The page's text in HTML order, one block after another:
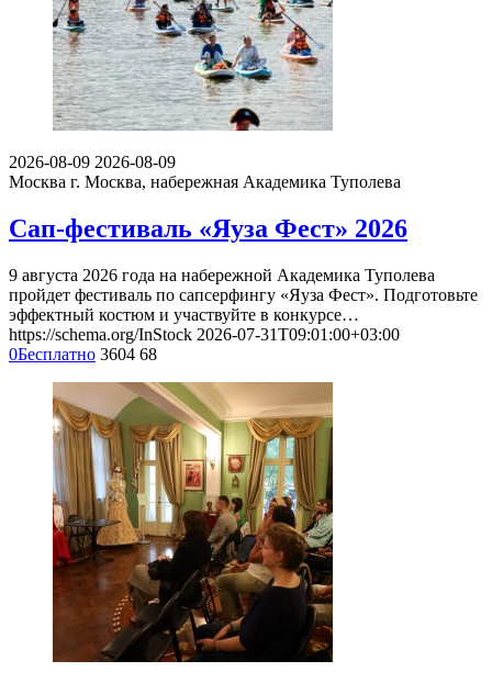
2026-08-09 2026-08-09
Москва г. Москва, набережная Академика Туполева
Сап-фестиваль «Яуза Фест» 2026
9 августа 2026 года на набережной Академика Туполева
пройдет фестиваль по сапсерфингу «Яуза Фест». Подготовьте
эффектный костюм и участвуйте в конкурсе…
https://schema.org/InStock 2026-07-31T09:01:00+03:00
0Бесплатно 3604 68